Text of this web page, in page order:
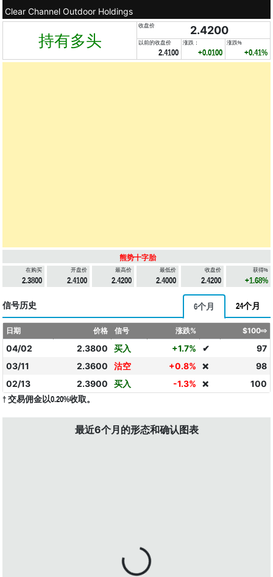
Clear Channel Outdoor Holdings
持有多头
收盘价 2.4200
以前的收盘价
2.4100
涨跌：
+0.0100
涨跌%
+0.41%
熊势十字胎
在购买
2.3800
开盘价
2.4100
最高价
2.4200
最低价
2.4000
收盘价
2.4200
获得%
+1.68%
信号历史 6个月 24个月
日期 价格 信号 涨跌% $100⇨
04/02 2.3800 买入 +1.7% ✔
97
03/11
2.3600 沽空 +0.8% ❌
98
02/13
2.3900 买入 -1.3% ❌ 100
† 交易佣金以0.20%收取。
最近6个月的形态和确认图表